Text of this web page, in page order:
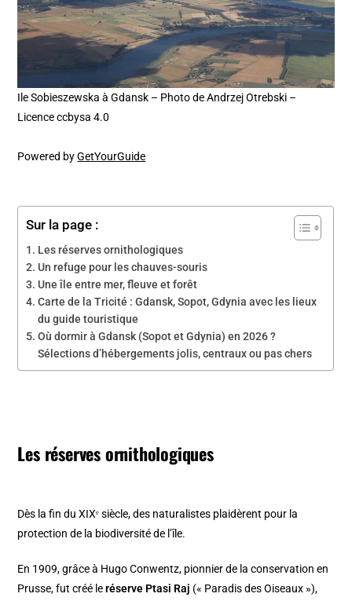
Ile Sobieszewska à Gdansk – Photo de Andrzej Otrebski –
Licence ccbysa 4.0
Powered byGetYourGuide
Sur la page :
Les réserves ornithologiques
Un refuge pour les chauves-souris
Une île entre mer, fleuve et forêt
Carte de la Tricité : Gdansk, Sopot, Gdynia avec les lieux
du guide touristique
Où dormir à Gdansk (Sopot et Gdynia) en 2026 ?
Sélections d’hébergements jolis, centraux ou pas chers
Les réserves ornithologiques
Dès la fin du XIXᵉ siècle, des naturalistes plaidèrent pour la
protection de la biodiversité de l’île.
En 1909, grâce à Hugo Conwentz, pionnier de la conservation en
Prusse, fut créé leréserve Ptasi Raj (« Paradis des Oiseaux »),